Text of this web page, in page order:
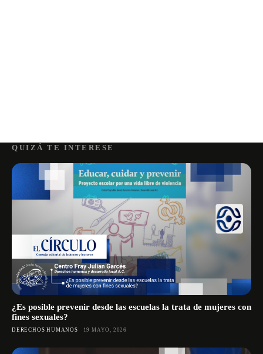
QUIZÁ TE INTERESE
¿Es posible prevenir desde las escuelas la trata de mujeres con
fines sexuales?
DERECHOS HUMANOS 19 MAYO, 2026